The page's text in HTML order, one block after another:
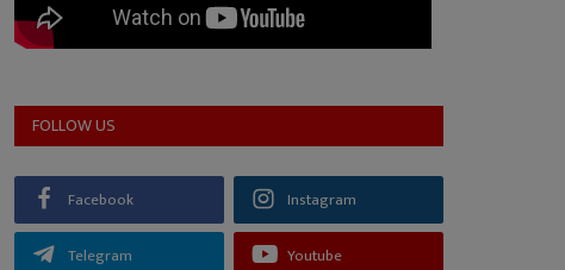
FOLLOW US
Facebook Instagram
Telegram Youtube